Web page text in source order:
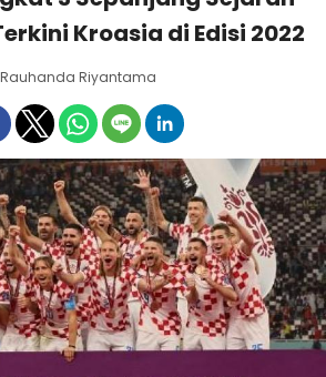
Kroasia di Edisi 2022
Rauhanda Riyantama